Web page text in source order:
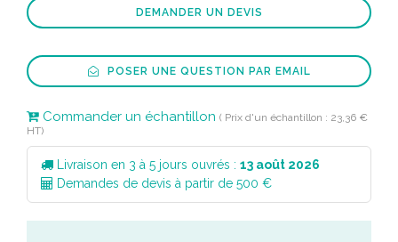
DEMANDER UN DEVIS
POSER UNE QUESTION PAR EMAIL
Commander un échantillon ( Prix d'un échantillon : 23,36 €
HT)
Livraison en 3 à 5 jours ouvrés : 13 août 2026
Demandes de devis à partir de 500 €